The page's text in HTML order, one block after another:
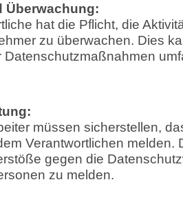
Überwachung:
hat die Pflicht, die
zu überwachen. Dies
Datenschutzmaßnahmen
müssen sicherstellen,
Verantwortlichen melden.
gegen die
zu melden.